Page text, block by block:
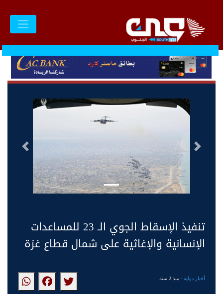
التالى السابق
تنفيذ الإسقاط الجوي الـ 23 للمساعدات
الإنسانية والإغاثية على شمال قطاع غزة
أخبار دولية- منذ 2 سنة